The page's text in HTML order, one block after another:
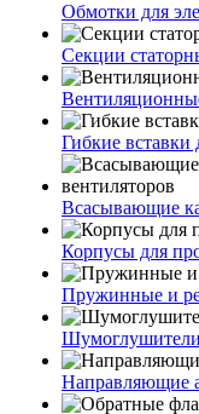
Обмотки для
Секции
Гибкие вставки
Всасывающие
Корпусы для
Пружинные и
Направляющие